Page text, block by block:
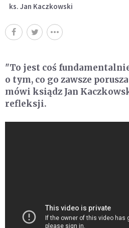
ks. Jan Kaczkowski
"To jest coś
o tym, co go zawsze
mówi ksiądz Jan
refleksji.